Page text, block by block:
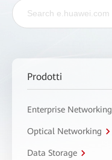
Prodotti
Enterprise Networking
Optical Networking
Data Storage